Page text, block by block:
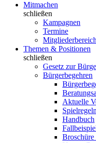
Mitmachen
schließen
Kampagnen
Termine
Mitgliederbereich
Themen & Positionen
schließen
Gesetz zur
Bürgerbegehren
Aktuelle
Spielregeln
Handbuch